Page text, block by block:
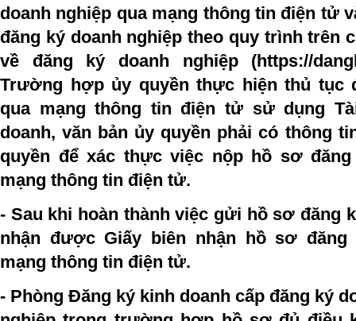
doanh nghiệp qua mạng thông tin điện tử
đăng ký doanh nghiệp theo quy trình trên
về đăng ký doanh nghiệp (https://
Trường hợp ủy quyền thực hiện thủ tục
qua mạng thông tin điện tử sử dụng
doanh, văn bản ủy quyền phải có thông
quyền để xác thực việc nộp hồ sơ
mạng thông tin điện tử.
- Sau khi hoàn thành việc gửi hồ sơ đăng
nhận được Giấy biên nhận hồ sơ đăng
mạng thông tin điện tử.
- Phòng Đăng ký kinh doanh cấp đăng ký